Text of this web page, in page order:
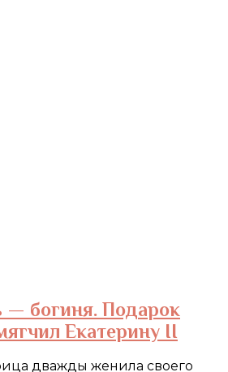
— богиня. Подарок
Екатерину II
дважды женила своего